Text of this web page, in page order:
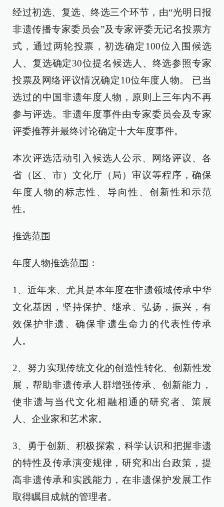
经过初选、复选、终选三个环节，由“光明日报
非遗传播专家委员会”及专家评委无记名投票方
式，通过两轮投票，初选确定100位入围候选
人、复选确定30位提名候选人、终选参照专家
投票及网络评议情况确定10位年度人物。 已当
选过的中国非遗年度人物，原则上三年内不再
参与评选。非遗年度事件由专家委员会及专家
评委推荐并最终讨论确定十大年度事件。
本次评选活动引入候选人公示、网络评议、各
省（区、市）文化厅（局）审议等程序，确保
年度人物的标志性、导向性、创新性和示范
性。
推选范围
年度人物推选范围：
1、近年来、尤其是本年度在非遗领域传承中华
文化基因，坚持保护、继承、弘扬，振兴，有
效保护非遗、确保非遗生命力的代表性传承
人。
2、努力实现传统文化的创造性转化、创新性发
展，帮助非遗传承人群增强传承、创新能力，
使非遗与当代文化相融相通的研究者、策展
人、企业家和艺术家。
3、勇于创新、积极探索，科学认识和把握非遗
的特性及传承演变规律，研究和出台政策，提
高非遗传承和实践能力，在非遗保护发展工作
取得瞩目成就的管理者。